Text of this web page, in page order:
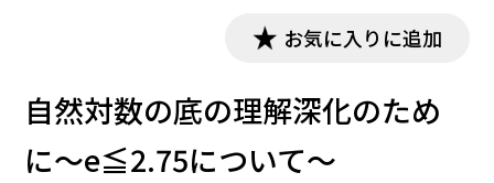
お気に入りに追加
自然対数の底の理解深化のため
に～e≦2.75について～